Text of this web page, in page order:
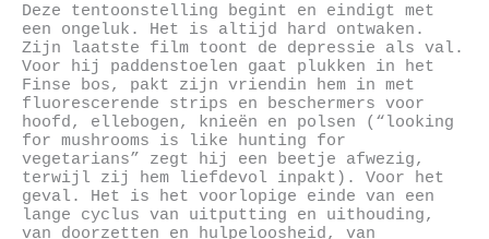
Deze tentoonstelling begint en eindigt met
een ongeluk. Het is altijd hard ontwaken.
Zijn laatste film toont de depressie als val.
Voor hij paddenstoelen gaat plukken in het
Finse bos, pakt zijn vriendin hem in met
fluorescerende strips en beschermers voor
hoofd, ellebogen, knieën en polsen (“looking
for mushrooms is like hunting for
vegetarians” zegt hij een beetje afwezig,
terwijl zij hem liefdevol inpakt). Voor het
geval. Het is het voorlopige einde van een
lange cyclus van uitputting en uithouding,
van doorzetten en hulpeloosheid, van